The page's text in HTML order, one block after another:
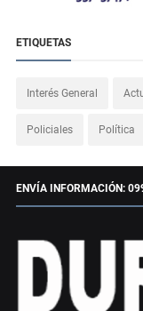
ETIQUETAS
Interés General
Policiales Política
ENVÍA INFORMACIÓN: